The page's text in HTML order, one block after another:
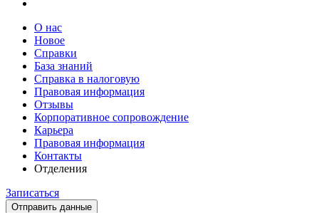
О нас
Новое
Справки
База знаний
Справка в налоговую
Правовая информация
Отзывы
Корпоративное сопровождение
Карьера
Правовая информация
Контакты
Отделения
Записаться
Отправить данные